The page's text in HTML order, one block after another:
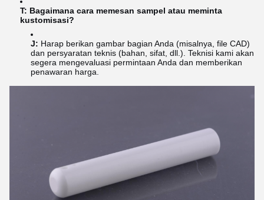
T: Bagaimana cara memesan sampel atau meminta
kustomisasi?
J: Harap berikan gambar bagian Anda (misalnya, file CAD)
dan persyaratan teknis (bahan, sifat, dll.). Teknisi kami akan
segera mengevaluasi permintaan Anda dan memberikan
penawaran harga.